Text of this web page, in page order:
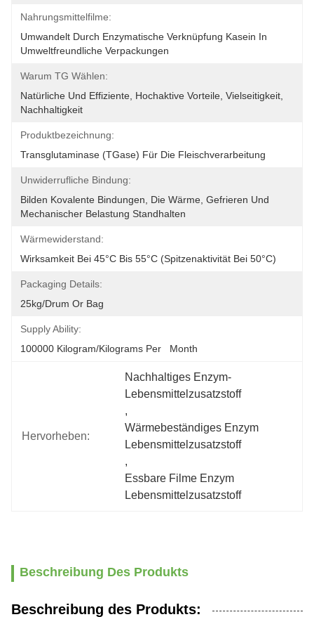
Nahrungsmittelfilme:
Umwandelt Durch Enzymatische Verknüpfung Kasein In
Umweltfreundliche Verpackungen
Warum TG Wählen:
Natürliche Und Effiziente, Hochaktive Vorteile, Vielseitigkeit,
Nachhaltigkeit
Produktbezeichnung:
Transglutaminase (TGase) Für Die Fleischverarbeitung
Unwiderrufliche Bindung:
Bilden Kovalente Bindungen, Die Wärme, Gefrieren Und
Mechanischer Belastung Standhalten
Wärmewiderstand:
Wirksamkeit Bei 45°C Bis 55°C (spitzenaktivität Bei 50°C)
Packaging Details:
25kg/drum Or Bag
Supply Ability:
100000 Kilogram/Kilograms Per   Month
Hervorheben:
Nachhaltiges Enzym-
Lebensmittelzusatzstoff
,
Wärmebeständiges Enzym
Lebensmittelzusatzstoff
,
Essbare Filme Enzym
Lebensmittelzusatzstoff
Beschreibung Des Produkts
Beschreibung des Produkts: